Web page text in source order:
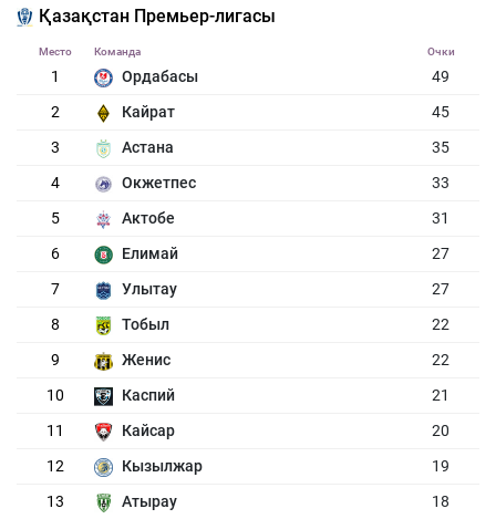
Қазақстан Премьер-лигасы
Место Команда Очки
1 Ордабасы
49
2
Кайрат
45
3
Астана
35
4
Окжетпес
33
5
Актобе
31
6
Елимай
27
7
Улытау
27
8
Тобыл
22
9
Женис
22
10
Каспий
21
11
Кайсар
20
12
Кызылжар
19
13
Атырау 18